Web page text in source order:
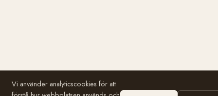
Vi använder analyticscookies för att